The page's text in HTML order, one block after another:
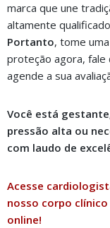
marca que une
altamente
Portanto, tome
proteção agora,
agende a sua
Você está
pressão alta ou
com laudo de
Acesse
nosso corpo
online!